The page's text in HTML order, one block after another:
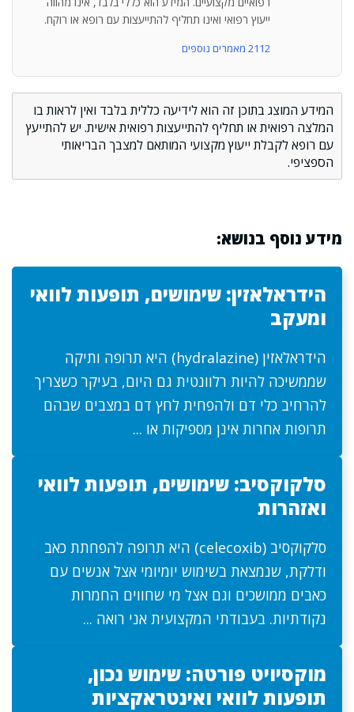
ייעוץ רפואי ואינו תחליף להתייעצות עם רופא או רוקח.
2112 מאמרים נוספים
המידע המוצג בתוכן זה הוא לידיעה כללית בלבד ואין לראות בו
המלצה רפואית או תחליף להתייעצות רפואית אישית. יש להתייעץ
עם רופא לקבלת ייעוץ מקצועי המותאם למצבך הבריאותי
הספציפי.
מידע נוסף בנושא:
הידראלאזין: שימושים, תופעות לוואי
ומעקב
הידראלאזין (hydralazine) היא תרופה ותיקה
שממשיכה להיות רלוונטית גם היום, בעיקר כשצריך
להרחיב כלי דם ולהפחית לחץ דם במצבים שבהם
תרופות אחרות אינן מספיקות או ...
סלקוקסיב: שימושים, תופעות לוואי
ואזהרות
סלקוקסיב (celecoxib) היא תרופה להפחתת כאב
ודלקת, שנמצאת בשימוש יומיומי אצל אנשים עם
כאבים ממושכים וגם אצל מי שחווים החמרות
נקודתיות. בעבודתי המקצועית אני רואה ...
מוקסיויט פורטה: שימוש נכון,
תופעות לוואי ואינטראקציות